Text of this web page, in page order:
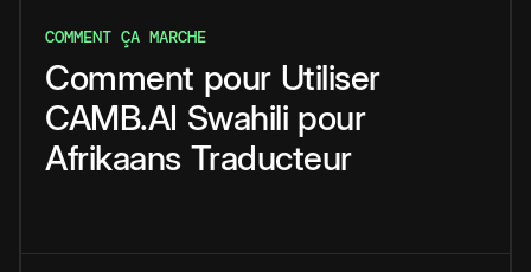
COMMENT ÇA MARCHE
Comment pour Utiliser
CAMB.AI Swahili pour
Afrikaans Traducteur